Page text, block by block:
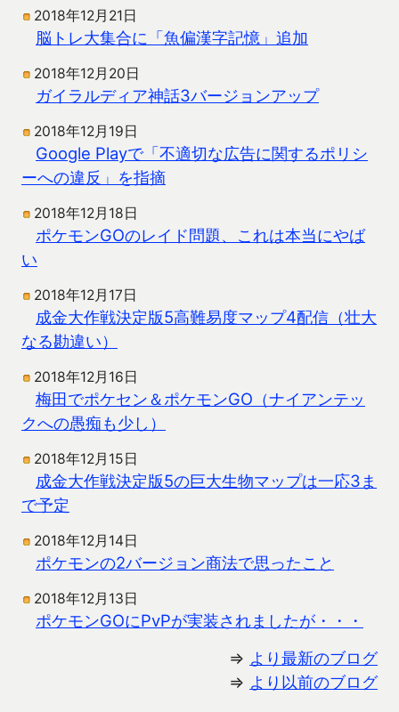
2018年12月21日
脳トレ大集合に「魚偏漢字記憶」追加
2018年12月20日
ガイラルディア神話3バージョンアップ
2018年12月19日
Google Playで「不適切な広告に関するポリシ
ーへの違反」を指摘
2018年12月18日
ポケモンGOのレイド問題、これは本当にやば
い
2018年12月17日
成金大作戦決定版5高難易度マップ4配信（壮大
なる勘違い）
2018年12月16日
梅田でポケセン＆ポケモンGO（ナイアンテッ
クへの愚痴も少し）
2018年12月15日
成金大作戦決定版5の巨大生物マップは一応3ま
で予定
2018年12月14日
ポケモンの2バージョン商法で思ったこと
2018年12月13日
ポケモンGOにPvPが実装されましたが・・・
⇒ より最新のブログ
⇒ より以前のブログ